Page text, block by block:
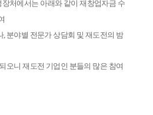
처에서는 아래와 같이 재창업자금 수
분야별 전문가 상담회 및 재도전의 밤
오니 재도전 기업인 분들의 많은 참여